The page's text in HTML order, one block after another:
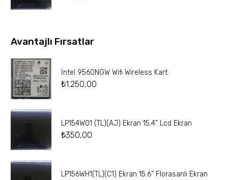
Avantajlı Fırsatlar
İntel 9560NGW Wifi Wireless Kart
₺1.250,00
LP154W01 (TL)(AJ) Ekran 15.4” Lcd Ekran
₺350,00
LP156WH1(TL)(C1) Ekran 15.6” Florasanlı Ekran